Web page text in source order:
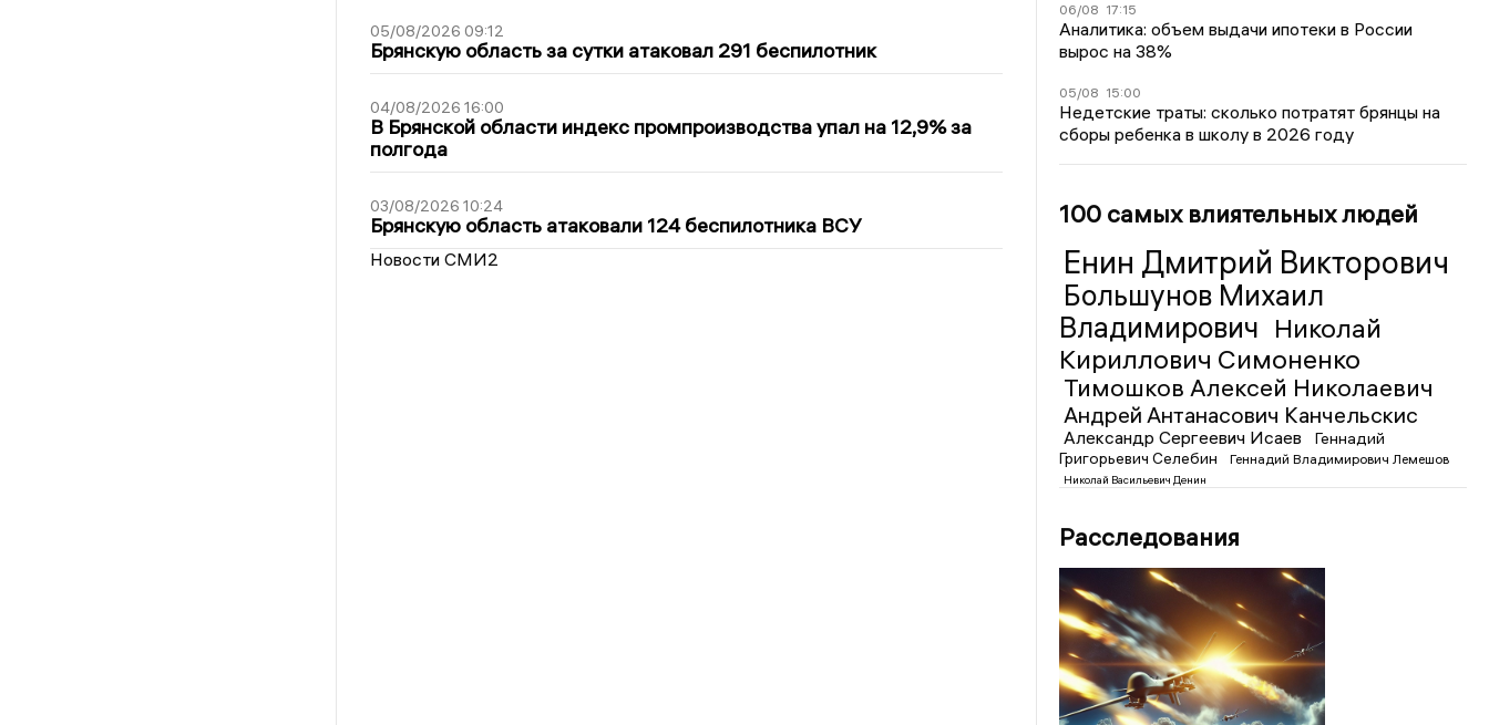
05/08/2026 09:12
Брянскую область за сутки атаковал 291 беспилотник
04/08/2026 16:00
В Брянской области индекс промпроизводства упал на 12,9% за
полгода
03/08/2026 10:24
Брянскую область атаковали 124 беспилотника ВСУ
Новости СМИ2
06/08 17:15
Аналитика: объем выдачи ипотеки в России
вырос на 38%
05/08 15:00
Недетские траты: сколько потратят брянцы на
сборы ребенка в школу в 2026 году
100 самых влиятельных людей
Енин Дмитрий Викторович
Большунов Михаил
Владимирович Николай
Кириллович Симоненко
Тимошков Алексей Николаевич
Андрей Антанасович Канчельскис
Александр Сергеевич Исаев
Геннадий
Григорьевич Селебин
Геннадий Владимирович Лемешов
Николай Васильевич Денин
Расследования